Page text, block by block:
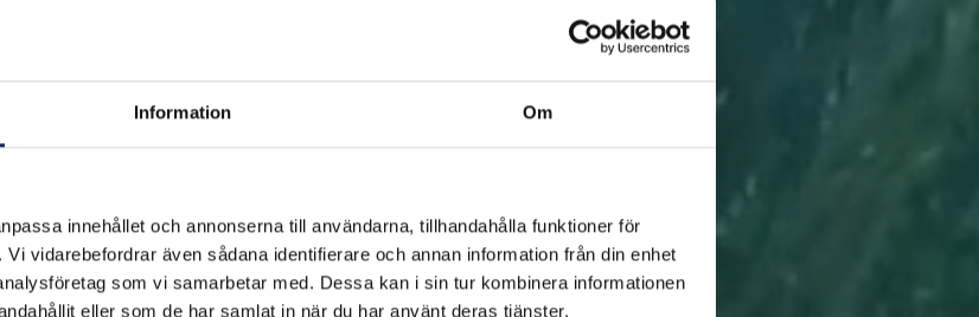
Information Om
innehållet och annonserna till användarna, tillhandahålla funktioner för
vidarebefordrar även sådana identifierare och annan information från din enhet
som vi samarbetar med. Dessa kan i sin tur kombinera informationen
eller som de har samlat in när du har använt deras tjänster.
HJÄLP ÖSTERSJÖN RÄDDA EN BIT